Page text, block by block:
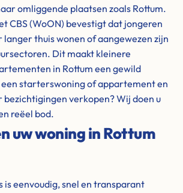
omliggende plaatsen zoals Rottum.
CBS (WoON) bevestigt dat jongeren
langer thuis wonen of aangewezen zijn
Dit maakt kleinere
in Rottum een gewild
starterswoning of appartement en
bezichtigingen verkopen? Wij doen u
reëel bod.
uw woning in Rottum
is eenvoudig, snel en transparant